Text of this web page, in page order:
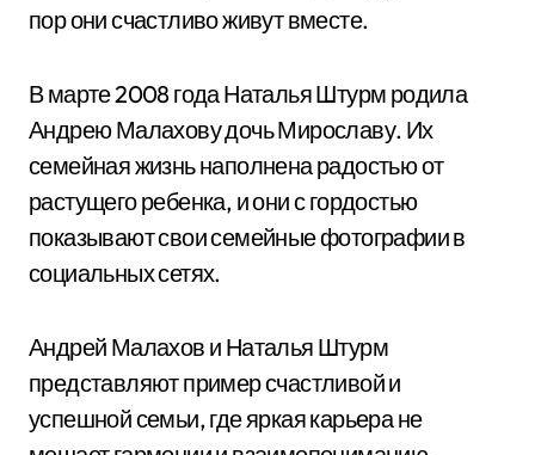
пор они счастливо живут вместе.
В марте 2008 года Наталья Штурм родила
Андрею Малахову дочь Мирославу. Их
семейная жизнь наполнена радостью от
растущего ребенка, и они с гордостью
показывают свои семейные фотографии в
социальных сетях.
Андрей Малахов и Наталья Штурм
представляют пример счастливой и
успешной семьи, где яркая карьера не